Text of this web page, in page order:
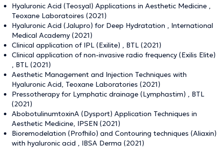
Hyaluronic Acid (Teosyal) Applications in Aesthetic Medicine ,
Teoxane Laboratoires (2021)
Hyaluronic Acid (Jalupro) for Deep Hydratation , International
Medical Academy (2021)
Clinical application of IPL (Exilite) , BTL (2021)
Clinical application of non-invasive radio frequency (Exilis Elite)
, BTL (2021)
Aesthetic Management and Injection Techniques with
Hyaluronic Acid, Teoxane Laboratories (2021)
Pressotherapy for Lymphatic drainage (Lymphastim) , BTL
(2021)
AbobotulinumtoxinA (Dysport) Application Techniques in
Aesthetic Medicine, IPSEN (2021)
Bioremodelation (Profhilo) and Contouring techniques (Aliaxin)
with hyaluronic acid , IBSA Derma (2021)